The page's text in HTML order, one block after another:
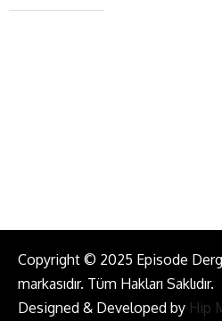
+90 543 345 46 00
Copyright © 2025 Episode
markasıdır. Tüm Hakları Saklıdır.
Designed & Developed by Hip